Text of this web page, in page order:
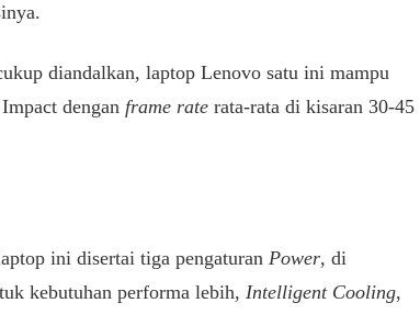
diandalkan, laptop Lenovo satu ini mampu
dengan frame rate rata-rata di kisaran 30-45
ini disertai tiga pengaturan Power, di
kebutuhan performa lebih, Intelligent Cooling,